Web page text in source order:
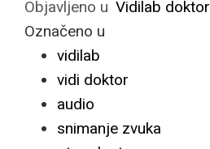
Objavljeno u Vidilab doktor
Označeno u
vidilab
vidi doktor
audio
snimanje zvuka